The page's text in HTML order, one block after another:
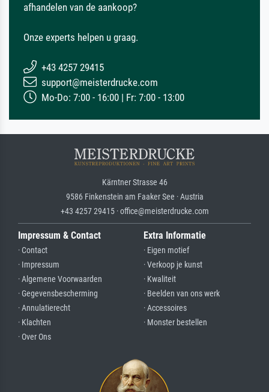
afhandelen van de aankoop?
Onze experts helpen u graag.
+43 4257 29415
support@meisterdrucke.com
Mo-Do: 7:00 - 16:00 | Fr: 7:00 - 13:00
Kärntner Strasse 46
9586 Finkenstein am Faaker See · Austria
+43 4257 29415 · office@meisterdrucke.com
Impressum & Contact
· Contact
· Impressum
· Algemene Voorwaarden
· Gegevensbescherming
· Annulatierecht
· Klachten
· Over Ons
Extra Informatie
· Eigen motief
· Verkoop je kunst
· Kwaliteit
· Beelden van ons werk
· Accessoires
· Monster bestellen